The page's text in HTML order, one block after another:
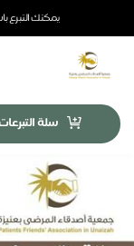
يمكنك التبرع
سلة